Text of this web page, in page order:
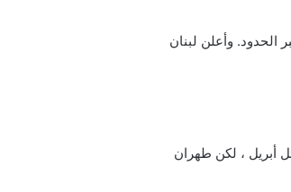
وأعلن لبنان
أبريل ، لكن طهران